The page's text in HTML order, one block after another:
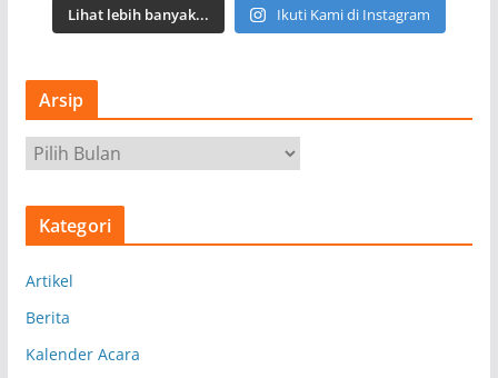
Lihat lebih banyak... Ikuti Kami di Instagram
Arsip
r
s
Kategori
Artikel
Berita
Kalender Acara